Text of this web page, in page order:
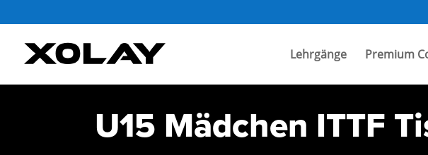
Lehrgänge Premium
U15 Mädchen ITTF